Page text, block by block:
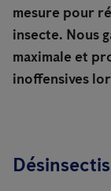
mesure pour
insecte. Nous
maximale et
inoffensives